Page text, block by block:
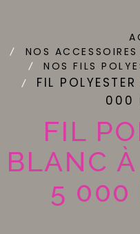
NOS
NOS FILS
FIL
000
FIL
BLANC
5 000